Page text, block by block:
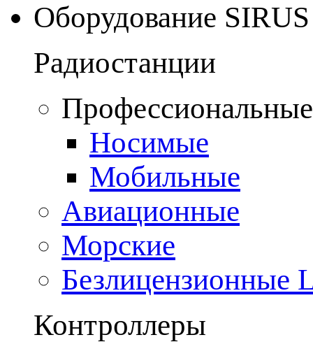
Оборудование SIRUS
Радиостанции
Носимые
Мобильные
Авиационные
Морские
Безлицензионные
Контроллеры